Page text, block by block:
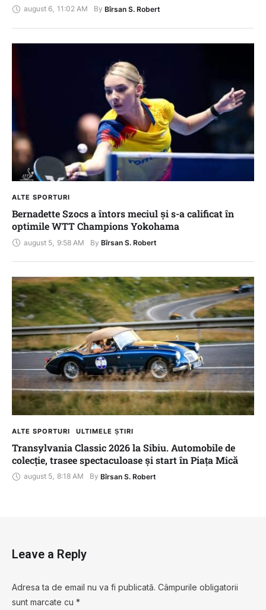
august 6, 11:02 AM By Bîrsan S. Robert
ALTE SPORTURI
Bernadette Szocs a întors meciul și s-a calificat în
optimile WTT Champions Yokohama
august 5 9:58 AM By Bîrsan S. Robert
ALTE SPORTURI ULTIMELE ȘTIRI
Transylvania Classic 2026 la Sibiu. Automobile de
colecție, trasee spectaculoase și start în Piața Mică
august 5, 8:18 AM By Bîrsan S. Robert
Leave a Reply
Adresa ta de email nu va fi publicată. Câmpurile obligatorii
sunt marcate cu *